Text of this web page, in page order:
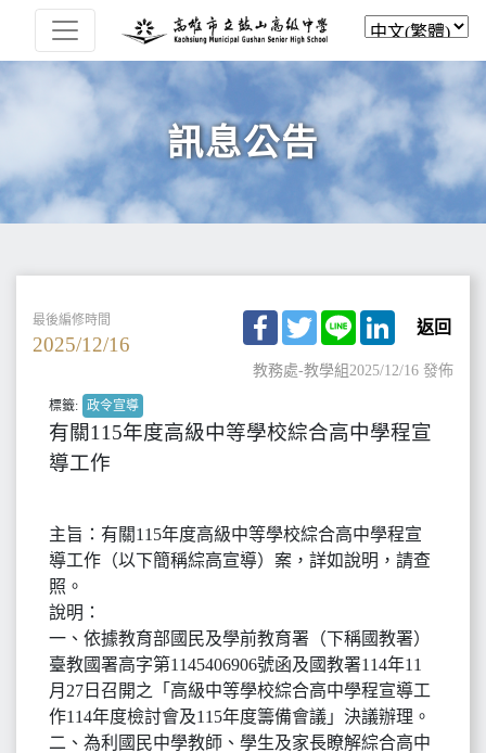
訊息公告
最後編修時間
2025/12/16
Facebook
TwitterLine LinkedIn
返回
教務處-教學組2025/12/16 發佈
標籤: 政令宣導
有關115年度高級中等學校綜合高中學程宣
導工作
主旨：有關115年度高級中等學校綜合高中學程宣
導工作（以下簡稱綜高宣導）案，詳如說明，請查
照。
說明：
一、依據教育部國民及學前教育署（下稱國教署）
臺教國署高字第1145406906號函及國教署114年11
月27日召開之「高級中等學校綜合高中學程宣導工
作114年度檢討會及115年度籌備會議」決議辦理。
二、為利國民中學教師、學生及家長瞭解綜合高中